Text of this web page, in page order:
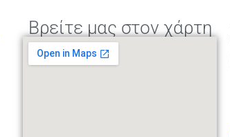
Βρείτε μας στον χάρτη